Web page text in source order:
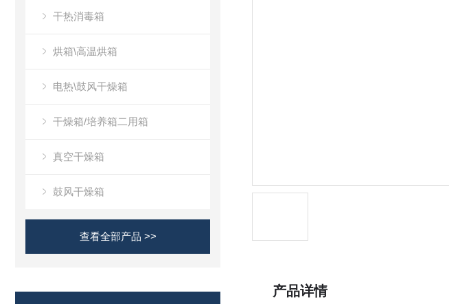
干热消毒箱
烘箱\高温烘箱
电热\鼓风干燥箱
干燥箱/培养箱二用箱
真空干燥箱
鼓风干燥箱
查看全部产品 >>
产品详情